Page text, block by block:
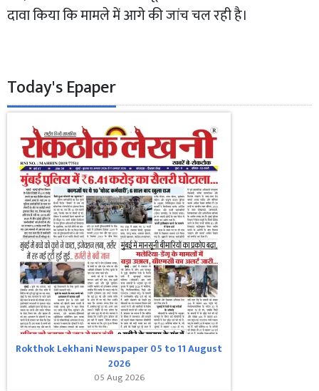
दावा किया कि मामले में आगे की जांच चल रही है।
Today's Epaper
Rokthok Lekhani Newspaper 05 to 11 August
2026
05 Aug 2026